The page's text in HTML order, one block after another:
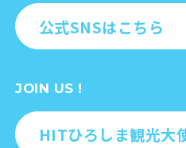
公式SNSはこちら
JOIN US !
HITひろしま観光大